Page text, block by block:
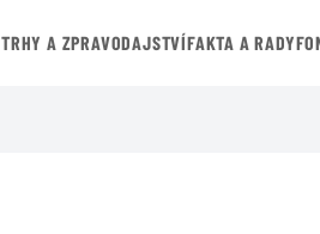
TRHY A ZPRAVODAJSTVÍFAKTA A RADY